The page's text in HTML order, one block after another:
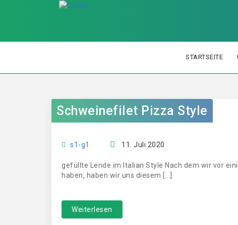
STARTSEITE
Schweinefilet Pizza Style
s1-g1 11. Juli 2020
gefüllte Lende im Italian Style Nach dem wir vor
haben, haben wir uns diesem […]
Weiterlesen